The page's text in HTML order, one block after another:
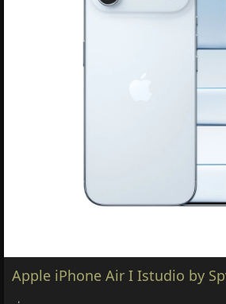
Apple iPhone Air I Istudio by